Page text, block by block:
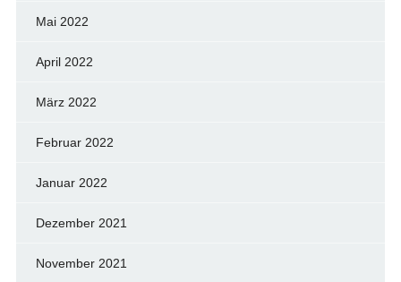
Mai 2022
April 2022
März 2022
Februar 2022
Januar 2022
Dezember 2021
November 2021